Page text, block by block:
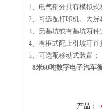
1、电气部分具有模拟
2、可选配打印机、大屏
3、无基坑或有基坑两
4、有框式配上引坡可
5、可选配移动式装置；
8米60吨数字电子汽车
产品：